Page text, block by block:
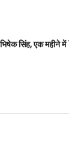
सिंह, एक महीने में